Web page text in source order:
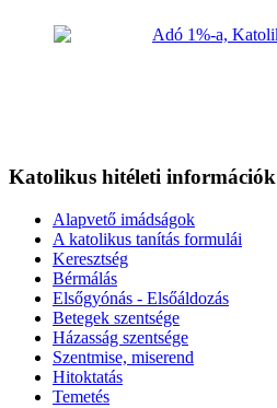
Katolikus hitéleti információk
Alapvető imádságok
A katolikus tanítás formulái
Keresztség
Bérmálás
Elsőgyónás - Elsőáldozás
Betegek szentsége
Házasság szentsége
Szentmise, miserend
Hitoktatás
Temetés